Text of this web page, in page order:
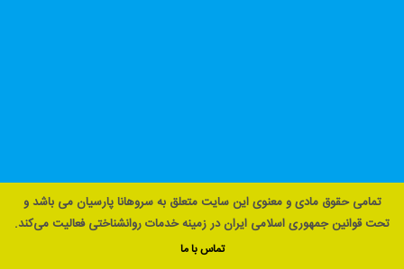
تمامی حقوق مادی و معنوی این سایت متعلق به سروهانا پارسیان می باشد و
تحت قوانین جمهوری اسلامی ایران در زمینه خدمات روانشناختی فعالیت می‌کند.
تماس با ما